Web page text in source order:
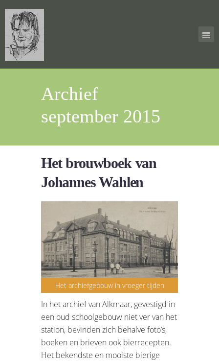
Archief
september 2015
Het brouwboek van
Johannes Wahlen
Het archiefgebouw in vroeger tijden
In het archief van Alkmaar, gevestigd in
een oud schoolgebouw niet ver van het
station, bevinden zich behalve foto’s,
boeken en brieven ook bierrecepten.
Het bekendste en mooiste bierige